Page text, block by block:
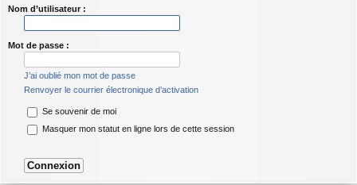
Nom d’utilisateur :
Mot de passe :
J’ai oublié mon mot de passe
Renvoyer le courrier électronique d’activation
Se souvenir de moi
Masquer mon statut en ligne lors de cette session